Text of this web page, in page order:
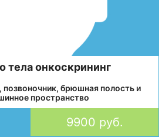
тела онкоскрининг
позвоночник, брюшная полость и
пространство
9900 руб.